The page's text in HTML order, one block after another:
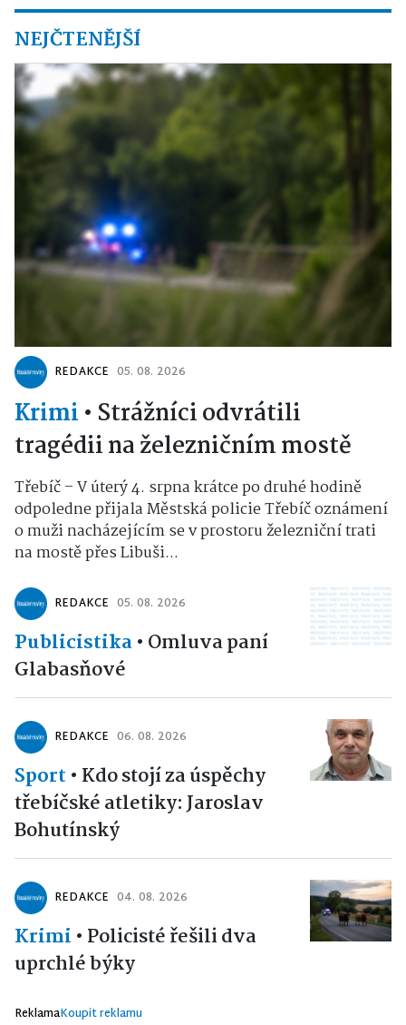
NEJČTENĚJŠÍ
REDAKCE 05. 08. 2026
Krimi • Strážníci odvrátili
tragédii na železničním mostě
Třebíč – V úterý 4. srpna krátce po druhé hodině
odpoledne přijala Městská policie Třebíč oznámení
o muži nacházejícím se v prostoru železniční trati
na mostě přes Libuši...
REDAKCE 05. 08. 2026
Publicistika• Omluva paní
Glabasňové
REDAKCE 06. 08. 2026
Sport • Kdo stojí za úspěchy
třebíčské atletiky: Jaroslav
Bohutínský
REDAKCE 04. 08. 2026
Krimi • Policisté řešili dva
uprchlé býky
ReklamaKoupit reklamu